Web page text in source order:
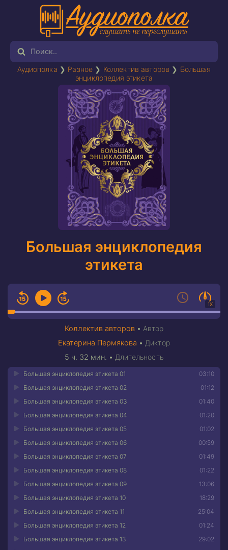
Аудиополка ❯ Разное ❯ Коллектив авторов ❯ Большая
энциклопедия этикета
Большая энциклопедия
этикета
1X
Коллектив авторов • Автор
Екатерина Пермякова •Диктор
5 ч. 32 мин. •Длительность
03:10
Большая энциклопедия этикета 01
01:12
Большая энциклопедия этикета 02
01:40
Большая энциклопедия этикета 03
01:20
Большая энциклопедия этикета 04
01:02
Большая энциклопедия этикета 05
00:59
Большая энциклопедия этикета 06
01:49
Большая энциклопедия этикета 07
01:22
Большая энциклопедия этикета 08
13:06
Большая энциклопедия этикета 09
18:29
Большая энциклопедия этикета 10
25:04
Большая энциклопедия этикета 11
01:24
Большая энциклопедия этикета 12
29:02
Большая энциклопедия этикета 13